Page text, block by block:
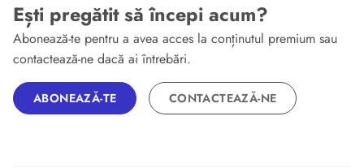
Ești pregătit să începi acum?
Abonează-te pentru a avea acces la conținutul premium sau
contactează-ne dacă ai întrebări.
ABONEAZĂ-TE CONTACTEAZĂ-NE